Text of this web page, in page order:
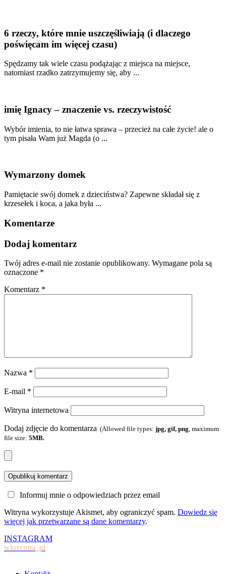
6 rzeczy, które mnie uszczęśliwiają (i dlaczego
poświęcam im więcej czasu)
Spędzamy tak wiele czasu podążając z miejsca na miejsce,
natomiast rzadko zatrzymujemy się, aby ...
imię Ignacy – znaczenie vs. rzeczywistość
Wybór imienia, to nie łatwa sprawa – przecież na całe życie! ale o
tym pisała Wam już Magda (o ...
Wymarzony domek
Pamiętacie swój domek z dzieciństwa? Zapewne składał się z
krzesełek i koca, a jaka była ...
Komentarze
Dodaj komentarz
Twój adres e-mail nie zostanie opublikowany. Wymagane pola są
oznaczone *
Komentarz *
Nazwa *
E-mail *
Witryna internetowa
Dodaj zdjęcie do komentarza (Allowed file types: jpg, gif, png, maximum
file size: 5MB.
Informuj mnie o odpowiedziach przez email
Witryna wykorzystuje Akismet, aby ograniczyć spam. Dowiedz się
więcej jak przetwarzane są dane komentarzy.
INSTAGRAM
wkrecona_pl